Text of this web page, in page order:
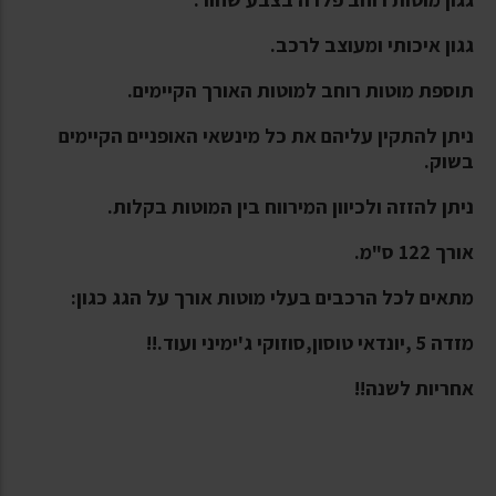
גגון איכותי ומעוצב לרכב.
תוספת מוטות רוחב למוטות האורך הקיימים.
ניתן להתקין עליהם את כל מינשאי האופניים הקיימים
בשוק.
ניתן להזזה ולכיוון המירווח בין המוטות בקלות.
אורך 122 ס"מ.
מתאים לכל הרכבים בעלי מוטות אורך על הגג כגון:
מזדה 5 ,יונדאי טוסון,סוזוקי ג'ימיני ועוד.!!
אחריות לשנה!!